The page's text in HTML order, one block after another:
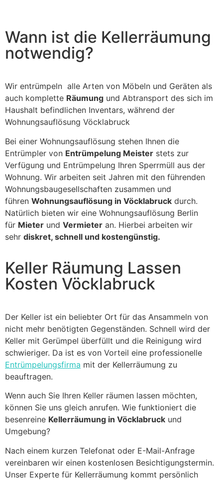
blank
Wann ist die Kellerräumung
notwendig?
Wir entrümpeln alle Arten von Möbeln und Geräten als
auch komplette Räumung und Abtransport des sich im
Haushalt befindlichen Inventars, während der
Wohnungsauflösung Vöcklabruck
Bei einer Wohnungsauflösung stehen Ihnen die
Entrümpler von Entrümpelung Meister stets zur
Verfügung und Entrümpelung Ihren Sperrmüll aus der
Wohnung. Wir arbeiten seit Jahren mit den führenden
Wohnungsbaugesellschaften zusammen und
führen Wohnungsauflösung in Vöcklabruck durch.
Natürlich bieten wir eine Wohnungsauflösung Berlin
für Mieter und Vermieter an. Hierbei arbeiten wir
sehr diskret, schnell und kostengünstig.
Keller Räumung Lassen
Kosten Vöcklabruck
Der Keller ist ein beliebter Ort für das Ansammeln von
nicht mehr benötigten Gegenständen. Schnell wird der
Keller mit Gerümpel überfüllt und die Reinigung wird
schwieriger. Da ist es von Vorteil eine professionelle
Entrümpelungsfirma mit der Kellerräumung zu
beauftragen.
Wenn auch Sie Ihren Keller räumen lassen möchten,
können Sie uns gleich anrufen. Wie funktioniert die
besenreine Kellerräumung in Vöcklabruck und
Umgebung?
Nach einem kurzen Telefonat oder E-Mail-Anfrage
vereinbaren wir einen kostenlosen Besichtigungstermin.
Unser Experte für Kellerräumung kommt persönlich